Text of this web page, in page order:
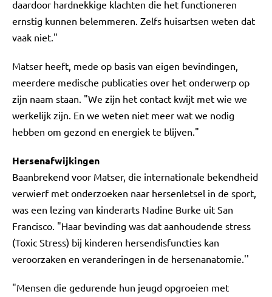
daardoor hardnekkige klachten die het functioneren
ernstig kunnen belemmeren. Zelfs huisartsen weten dat
vaak niet."
Matser heeft, mede op basis van eigen bevindingen,
meerdere medische publicaties over het onderwerp op
zijn naam staan. "We zijn het contact kwijt met wie we
werkelijk zijn. En we weten niet meer wat we nodig
hebben om gezond en energiek te blijven."
Hersenafwijkingen
Baanbrekend voor Matser, die internationale bekendheid
verwierf met onderzoeken naar hersenletsel in de sport,
was een lezing van kinderarts Nadine Burke uit San
Francisco. "Haar bevinding was dat aanhoudende stress
(Toxic Stress) bij kinderen hersendisfuncties kan
veroorzaken en veranderingen in de hersenanatomie.''
"Mensen die gedurende hun jeugd opgroeien met